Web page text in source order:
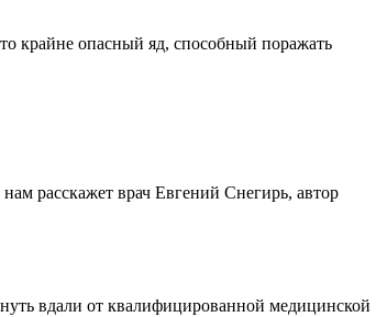
крайне опасный яд, способный поражать
расскажет врач Евгений Снегирь, автор
вдали от квалифицированной медицинской